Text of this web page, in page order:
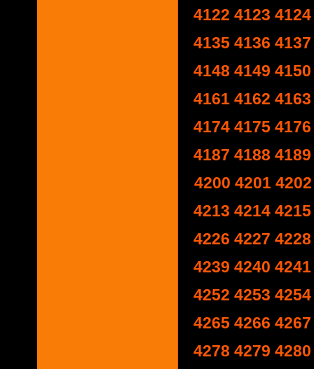
4122 4123 4124
4135 4136 4137
4148 4149 4150
4161 4162 4163
4174 4175 4176
4187 4188 4189
4200 4201 4202
4213 4214 4215
4226 4227 4228
4239 4240 4241
4252 4253 4254
4265 4266 4267
4278 4279 4280